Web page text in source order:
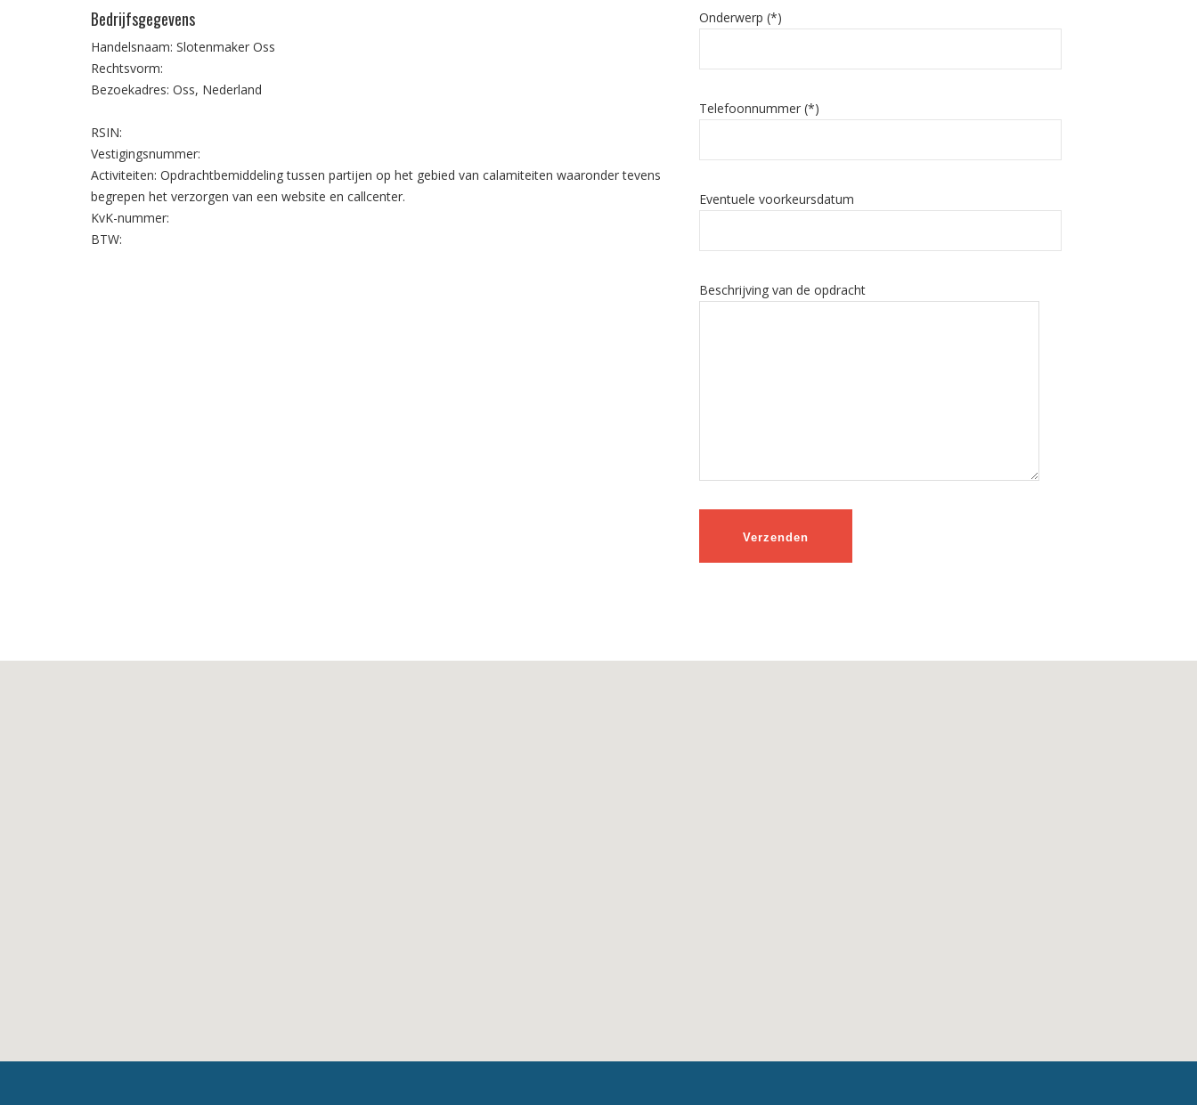
Bedrijfsgegevens
Handelsnaam: Slotenmaker Oss
Rechtsvorm:
Bezoekadres: Oss, Nederland
RSIN:
Vestigingsnummer:
Activiteiten: Opdrachtbemiddeling tussen partijen op het gebied van calamiteiten waaronder tevens
begrepen het verzorgen van een website en callcenter.
KvK-nummer:
BTW:
Onderwerp (*)
Telefoonnummer (*)
Eventuele voorkeursdatum
Beschrijving van de opdracht